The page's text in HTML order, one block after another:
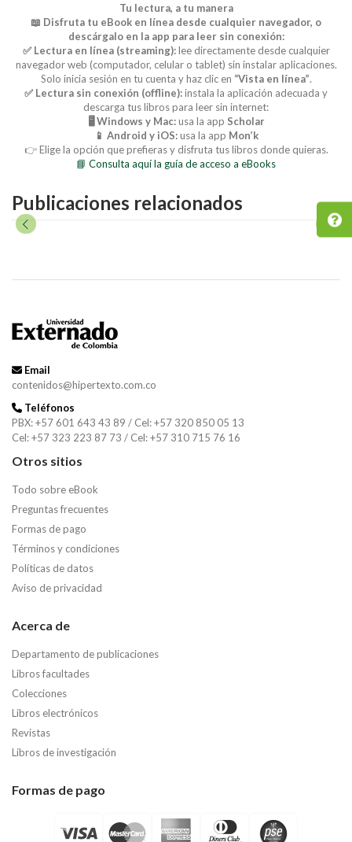
Tu lectura, a tu manera
📖 Disfruta tu eBook en línea desde cualquier navegador, o
descárgalo en la app para leer sin conexión:
✅ Lectura en línea (streaming):lee directamente desde cualquier
navegador web (computador, celular o tablet) sin instalar aplicaciones.
Solo inicia sesión en tu cuenta y haz clic en “Vista en línea”.
✅ Lectura sin conexión (offline):instala la aplicación adecuada y
descarga tus libros para leer sin internet:
🖥️ Windows y Mac:usa la app Scholar
📱 Android y iOS:usa la app Mon’k
👉 Elige la opción que prefieras y disfruta tus libros donde quieras.
📘 Consulta aquí la guía de acceso a eBooks
Publicaciones relacionados
Email
contenidos@hipertexto.com.co
Teléfonos
PBX: +57 601 643 43 89 / Cel: +57 320 850 05 13
Cel: +57 323 223 87 73 / Cel: +57 310 715 76 16
Otros sitios
Todo sobre eBook
Preguntas frecuentes
Formas de pago
Términos y condiciones
Políticas de datos
Aviso de privacidad
Acerca de
Departamento de publicaciones
Libros facultades
Colecciones
Libros electrónicos
Revistas
Libros de investigación
Formas de pago